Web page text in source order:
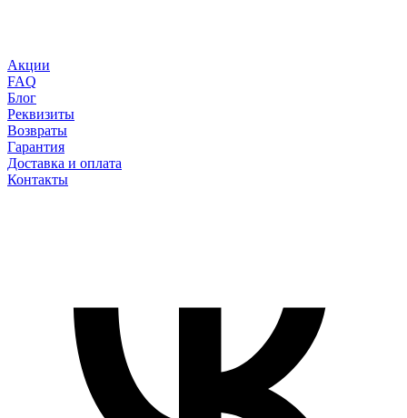
Акции
FAQ
Блог
Реквизиты
Возвраты
Гарантия
Доставка и оплата
Контакты